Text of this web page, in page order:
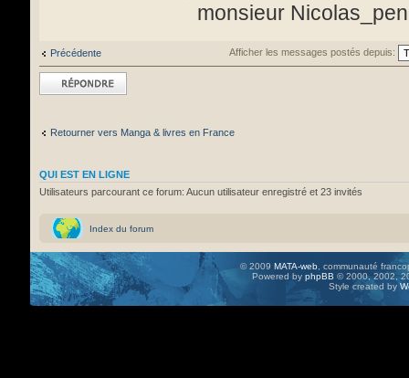
monsieur
Précédente Afficher les messages postés depuis:
Répondre
Retourner vers Manga & livres en France
QUI EST EN LIGNE
Utilisateurs parcourant ce forum: Aucun utilisateur enregistré et 23 invités
Index du forum
© 2009 MATA-web , communauté
Powered by phpBB © 2000, 2002,
Style created by